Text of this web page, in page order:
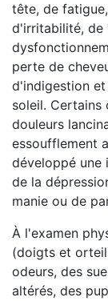
tête, de
d'irritabilité, de
perte de
d'indigestion
soleil. Certains
douleurs
essoufflement
développé une
de la
manie ou de
À l'examen
(doigts et
odeurs, des
altérés, des